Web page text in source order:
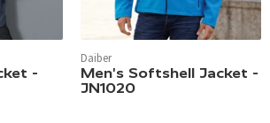
-
Daiber
Men's Softshell Jacket -
JN1020